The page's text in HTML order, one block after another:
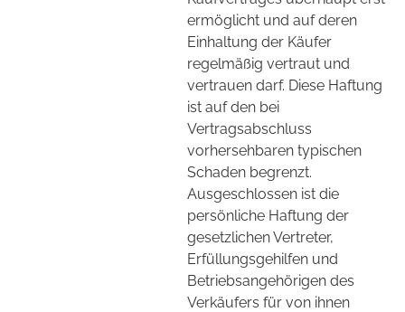
ermöglicht und auf deren
Einhaltung der Käufer
regelmäßig vertraut und
vertrauen darf. Diese Haftung
ist auf den bei
Vertragsabschluss
vorhersehbaren typischen
Schaden begrenzt.
Ausgeschlossen ist die
persönliche Haftung der
gesetzlichen Vertreter,
Erfüllungsgehilfen und
Betriebsangehörigen des
Verkäufers für von ihnen